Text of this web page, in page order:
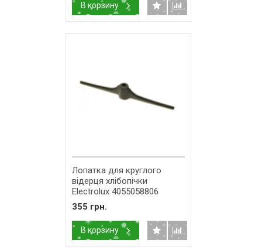
В корзину
Лопатка для круглого
відерця хлібопічки
Electrolux 4055058806
355 грн.
В корзину